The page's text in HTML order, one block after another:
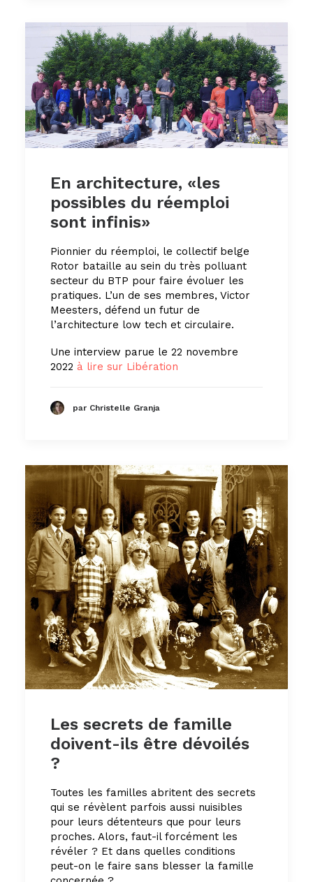
En architecture, «les
possibles du réemploi
sont infinis»
Pionnier du réemploi, le collectif belge
Rotor bataille au sein du très polluant
secteur du BTP pour faire évoluer les
pratiques. L’un de ses membres, Victor
Meesters, défend un futur de
l’architecture low tech et circulaire.
Une interview parue le 22 novembre
2022 à lire sur Libération
par Christelle Granja
Les secrets de famille
doivent-ils être dévoilés
?
Toutes les familles abritent des secrets
qui se révèlent parfois aussi nuisibles
pour leurs détenteurs que pour leurs
proches. Alors, faut-il forcément les
révéler ? Et dans quelles conditions
peut-on le faire sans blesser la famille